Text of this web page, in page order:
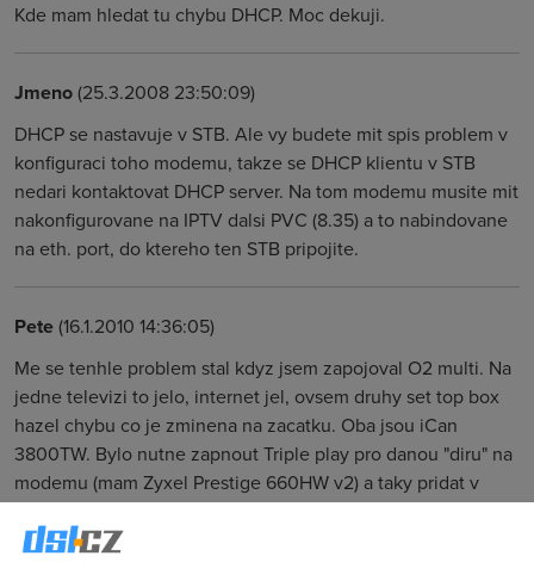
Kde mam hledat tu chybu DHCP. Moc dekuji.
Jmeno(25.3.2008 23:50:09)
DHCP se nastavuje v STB. Ale vy budete mit spis problem v
konfiguraci toho modemu, takze se DHCP klientu v STB
nedari kontaktovat DHCP server. Na tom modemu musite mit
nakonfigurovane na IPTV dalsi PVC (8.35) a to nabindovane
na eth. port, do ktereho ten STB pripojite.
Pete(16.1.2010 14:36:05)
Me se tenhle problem stal kdyz jsem zapojoval O2 multi. Na
jedne televizi to jelo, internet jel, ovsem druhy set top box
hazel chybu co je zminena na zacatku. Oba jsou iCan
3800TW. Bylo nutne zapnout Triple play pro danou "diru" na
modemu (mam Zyxel Prestige 660HW v2) a taky pridat v
casti more connections a pro VPI/VCI jsem mel pro prvni
IPTV 8/35 a pro druhou jsem nastavil 8/36. A vsecko jede :)